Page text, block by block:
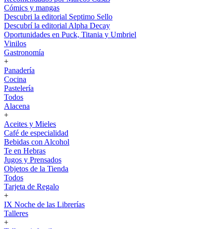
Cómics y mangas
Descubri la editorial Septimo Sello
Descubrí la editorial Alpha Decay
Oportunidades en Puck, Titania y Umbriel
Vinilos
Gastronomía
+
Panadería
Cocina
Pastelería
Todos
Alacena
+
Aceites y Mieles
Café de especialidad
Bebidas con Alcohol
Te en Hebras
Jugos y Prensados
Objetos de la Tienda
Todos
Tarjeta de Regalo
+
IX Noche de las Librerías
Talleres
+